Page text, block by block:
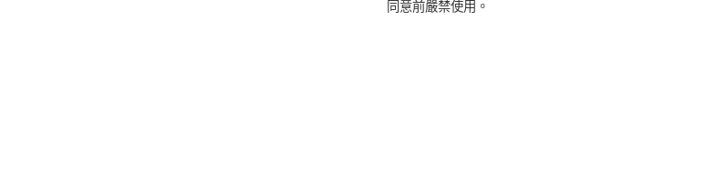
同意前嚴禁使用。